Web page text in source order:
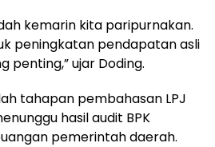
kemarin kita paripurnakan.
peningkatan pendapatan asli
penting,” ujar Doding.
tahapan pembahasan LPJ
hasil audit BPK
pemerintah daerah.